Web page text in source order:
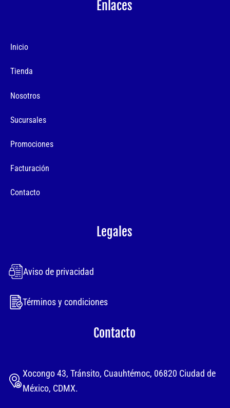
Enlaces
Inicio
Tienda
Nosotros
Sucursales
Promociones
Facturación
Contacto
Legales
Aviso de privacidad
Términos y condiciones
Contacto
Xocongo 43, Tránsito, Cuauhtémoc, 06820 Ciudad de
México, CDMX.